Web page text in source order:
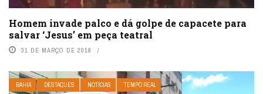
Homem invade palco e dá golpe de capacete para
salvar ‘Jesus’ em peça teatral
31 DE MARÇO DE 2018
BAHIA DESTAQUES NOTÍCIAS TEMPO REAL